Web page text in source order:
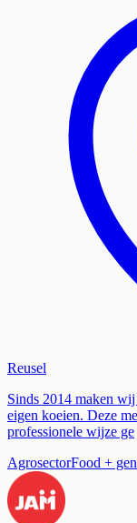
Reusel
Sinds 2014 maken
eigen koeien. Deze
professionele wijze ge
AgrosectorFood +